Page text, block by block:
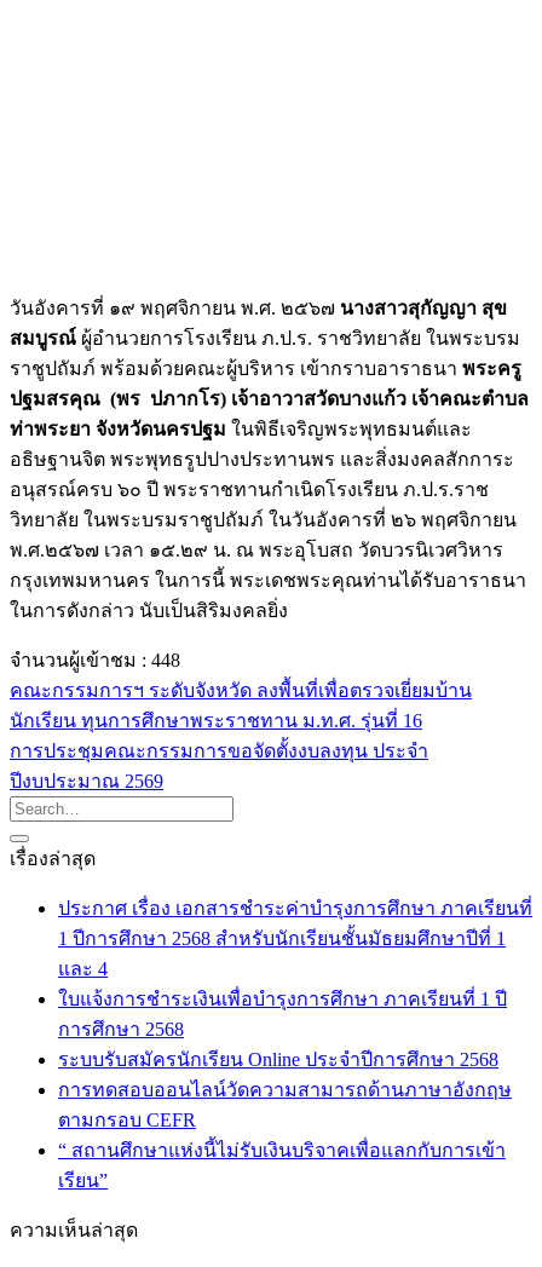
วันอังคารที่ ๑๙ พฤศจิกายน พ.ศ. ๒๕๖๗ นางสาวสุกัญญา สุข
สมบูรณ์ ผู้อำนวยการโรงเรียน ภ.ป.ร. ราชวิทยาลัย ในพระบรม
ราชูปถัมภ์ พร้อมด้วยคณะผู้บริหาร เข้ากราบอาราธนา พระครู
ปฐมสรคุณ (พร ปภากโร) เจ้าอาวาสวัดบางแก้ว เจ้าคณะตำบล
ท่าพระยา จังหวัดนครปฐม ในพิธีเจริญพระพุทธมนต์และ
อธิษฐานจิต พระพุทธรูปปางประทานพร และสิ่งมงคลสักการะ
อนุสรณ์ครบ ๖๐ ปี พระราชทานกำเนิดโรงเรียน ภ.ป.ร.ราช
วิทยาลัย ในพระบรมราชูปถัมภ์ ในวันอังคารที่ ๒๖ พฤศจิกายน
พ.ศ.๒๕๖๗ เวลา ๑๕.๒๙ น. ณ พระอุโบสถ วัดบวรนิเวศวิหาร
กรุงเทพมหานคร ในการนี้ พระเดชพระคุณท่านได้รับอาราธนา
ในการดังกล่าว นับเป็นสิริมงคลยิ่ง
จำนวนผู้เข้าชม : 448
คณะกรรมการฯ ระดับจังหวัด ลงพื้นที่เพื่อตรวจเยี่ยมบ้าน
นักเรียน ทุนการศึกษาพระราชทาน ม.ท.ศ. รุ่นที่ 16
การประชุมคณะกรรมการขอจัดตั้งงบลงทุน ประจำ
ปีงบประมาณ 2569
เรื่องล่าสุด
ประกาศ เรื่อง เอกสารชำระค่าบำรุงการศึกษา ภาคเรียนที่
1 ปีการศึกษา 2568 สำหรับนักเรียนชั้นมัธยมศึกษาปีที่ 1
และ 4
ใบแจ้งการชำระเงินเพื่อบำรุงการศึกษา ภาคเรียนที่ 1 ปี
การศึกษา 2568
ระบบรับสมัครนักเรียน Online ประจำปีการศึกษา 2568
การทดสอบออนไลน์วัดความสามารถด้านภาษาอังกฤษ
ตามกรอบ CEFR
“ สถานศึกษาแห่งนี้ไม่รับเงินบริจาคเพื่อแลกกับการเข้า
เรียน”
ความเห็นล่าสุด